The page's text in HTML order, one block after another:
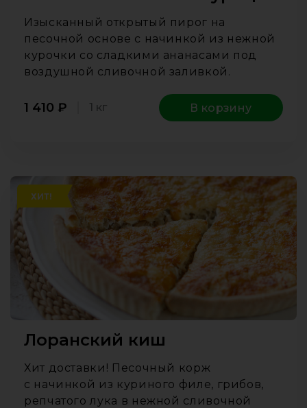
Изысканный открытый пирог на
песочной основе с начинкой из нежной
курочки со сладкими ананасами под
воздушной сливочной заливкой.
1 410 ₽ 1 кг В корзину
ХИТ!
Лоранский киш
Хит доставки! Песочный корж
с начинкой из куриного филе, грибов,
репчатого лука в нежной сливочной